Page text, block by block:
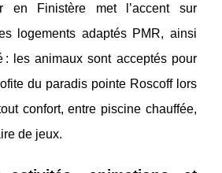
en Finistère met l’accent sur
logements adaptés PMR, ainsi
: les animaux sont acceptés pour
du paradis pointe Roscoff lors
confort, entre piscine chauffée,
de jeux.